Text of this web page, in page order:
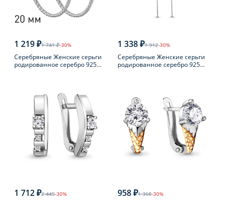
1 219 ₽1 741 ₽-30%
Серебряные Женские серьги
родированное серебро 925
1 338 ₽1 912-30%
Серебряные Женские серьги
родированное серебро 925
1 712 ₽2 445-30% 958 ₽1 368-30%